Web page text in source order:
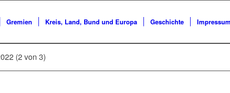
Gremien Kreis, Land, Bund und Europa Geschichte Impressum
(2 von 3)